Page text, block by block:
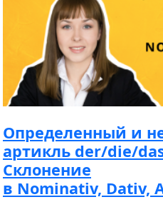
Определенный и
артикль der/die/
Склонение
в Nominativ, Dativ,